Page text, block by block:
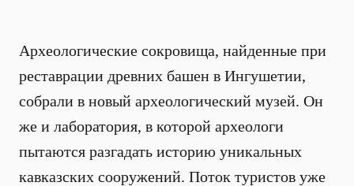
Археологические сокровища, найденные при
реставрации древних башен в Ингушетии,
собрали в новый археологический музей. Он
же и лаборатория, в которой археологи
пытаются разгадать историю уникальных
кавказских сооружений. Поток туристов уже